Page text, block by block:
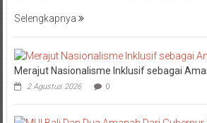
Selengkapnya
Merajut Nasionalisme Inklusif sebagai
2 Agustus 2026 0